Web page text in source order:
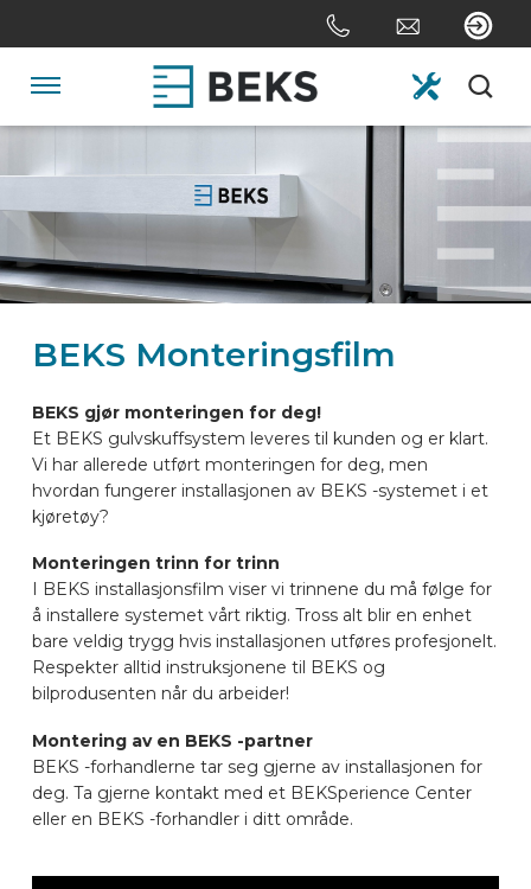
to
Jump
the
navigation
OM OSS
SKREDDERSYDD
SEKTORER
BILMERKER
KONTAKT
NO
BEKS Monteringsfilm
BEKS gjør monteringen for deg!
Et BEKS gulvskuffsystem leveres til kunden og er klart.
Vi har allerede utført monteringen for deg, men
hvordan fungerer installasjonen av BEKS -systemet i et
kjøretøy?
Monteringen trinn for trinn
I BEKS installasjonsfilm viser vi trinnene du må følge for
å installere systemet vårt riktig. Tross alt blir en enhet
bare veldig trygg hvis installasjonen utføres profesjonelt.
Respekter alltid instruksjonene til BEKS og
bilprodusenten når du arbeider!
Montering av en BEKS -partner
BEKS -forhandlerne tar seg gjerne av installasjonen for
deg. Ta gjerne kontakt med et BEKSperience Center
eller en BEKS -forhandler i ditt område.